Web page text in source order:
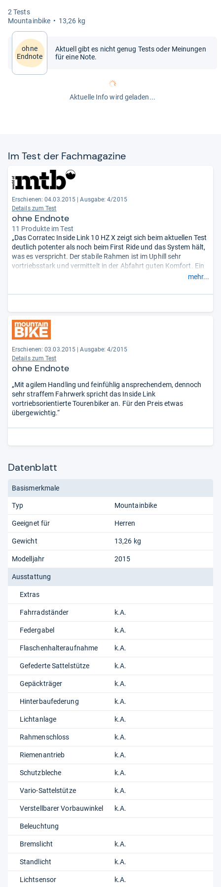
2 Tests
Moun­tain­bike
13,26 kg
ohne
Endnote
Aktuell gibt es nicht genug Tests oder Meinungen
für eine Note.
Aktuelle Info wird geladen...
Im Test der Fach­ma­ga­zine
Erschienen: 04.03.2015
Ausgabe: 4/2015
Details zum Test
ohne Endnote
11 Produkte im Test
„Das Corratec Inside Link 10 HZ X zeigt sich beim aktuellen Test
deutlich potenter als noch beim First Ride und das System hält,
was es verspricht. Der stabile Rahmen ist im Uphill sehr
vortriebsstark und vermittelt in der Abfahrt guten Komfort. Ein
komplett anderes Fahrverhalten darf man durch das 10 HZmehr...
Erschienen: 03.03.2015
Ausgabe: 4/2015
Details zum Test
ohne Endnote
„Mit agilem Handling und feinfühlig ansprechendem, dennoch
sehr straffem Fahrwerk spricht das Inside Link
vortriebsorientierte Tourenbiker an. Für den Preis etwas
übergewichtig.“
Datenblatt
Basismerkmale
Typ Mountainbike
Geeignet für Herren
Gewicht 13,26 kg
Modelljahr 2015
Ausstattung
Extras
Fahrradständer k.A.
Federgabel k.A.
Flaschenhalteraufnahme k.A.
Gefederte Sattelstütze k.A.
Gepäckträger k.A.
Hinterbaufederung k.A.
Lichtanlage k.A.
Rahmenschloss k.A.
Riemenantrieb k.A.
Schutzbleche k.A.
Vario-Sattelstütze k.A.
Verstellbarer Vorbauwinkel k.A.
Beleuchtung
Bremslicht k.A.
Standlicht k.A.
Lichtsensor k.A.